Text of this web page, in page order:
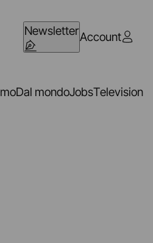
NewsletterAccount
Dal mondoJobsTelevision